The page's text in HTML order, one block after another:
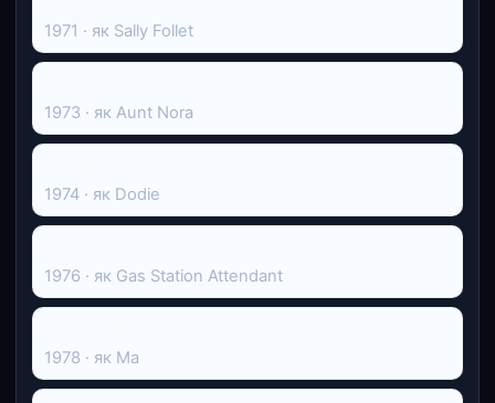
1971 · як Sally Follet
1973 · як Aunt Nora
1974 · як Dodie
1976 · як Gas Station Attendant
1978 · як Ma